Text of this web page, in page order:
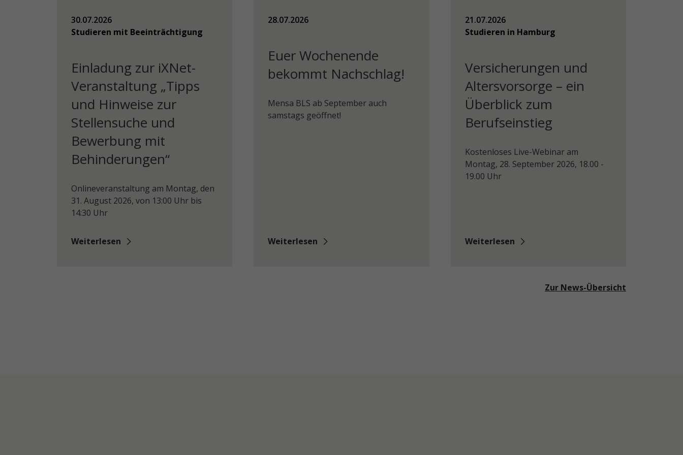
30.07.2026
Studieren mit Beeinträchtigung
Einladung zur iXNet-
Veranstaltung „Tipps
und Hinweise zur
Stellensuche und
Bewerbung mit
Behinderungen“
Onlineveranstaltung am Montag, den
31. August 2026, von 13:00 Uhr bis
14:30 Uhr
Weiterlesen
28.07.2026
Euer Wochenende
bekommt Nachschlag!
Mensa BLS ab September auch
samstags geöffnet!
Weiterlesen
21.07.2026
Studieren in Hamburg
Versicherungen und
Altersvorsorge – ein
Überblick zum
Berufseinstieg
Kostenloses Live-Webinar am
Montag, 28. September 2026, 18.00 -
19.00 Uhr
Weiterlesen
Zur News-Übersicht